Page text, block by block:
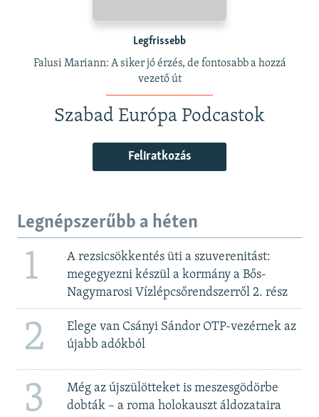
Legfrissebb
Falusi Mariann: A siker jó érzés, de fontosabb a hozzá
vezető út
Szabad Európa Podcastok
Feliratkozás
Legnépszerűbb a héten
1
A rezsicsökkentés üti a szuverenitást:
megegyezni készül a kormány a Bős-
Nagymarosi Vízlépcsőrendszerről 2. rész
2
Elege van Csányi Sándor OTP-vezérnek az
újabb adókból
3
Még az újszülötteket is meszesgödörbe
dobták – a roma holokauszt áldozataira